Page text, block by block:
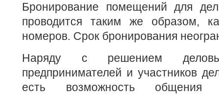
Бронирование помещений для
проводится таким же образом,
номеров. Срок бронирования
Наряду с решением
предпринимателей и участников
есть возможность общения